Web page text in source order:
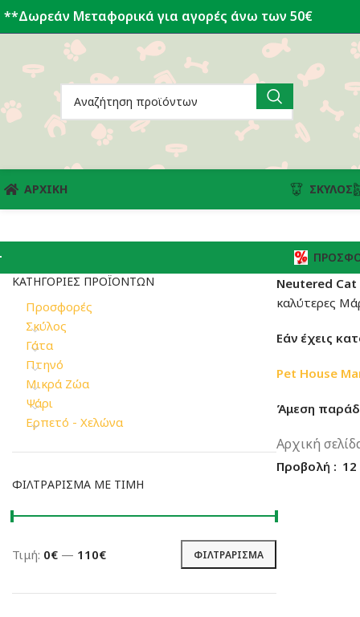
**Δωρεάν Μεταφορικά για αγορές άνω των 50€
ΑΡΧΙΚΗ ΣΚΎΛΟΣ
ΚΑΤΗΓΟΡΊΕΣ ΠΡΟΪΌΝΤΩΝ
Προσφορές
Σκύλος
Γάτα
Πτηνό
Μικρά Ζώα
Ψάρι
Ερπετό - Χελώνα
ΦΙΛΤΡΆΡΙΣΜΑ ΜΕ ΤΙΜΉ
Ελάχιστη
Μέγιστη
ΦΙΛΤΡΆΡΙΣΜΑ
Τιμή: 0€ — 110€
Neutered Cat
καλύτερες
Εάν έχεις
Pet House
Άμεση
Αρχική
Προβολή 12